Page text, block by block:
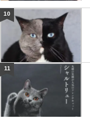
10
11